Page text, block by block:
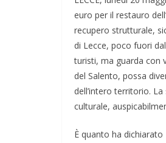
euro per il restauro
recupero strutturale,
di Lecce, poco fuori
turisti, ma guarda con
del Salento, possa
dell’intero territorio.
culturale,
È quanto ha